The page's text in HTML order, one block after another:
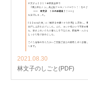
2021.08.30
林文子のしごと(PDF)